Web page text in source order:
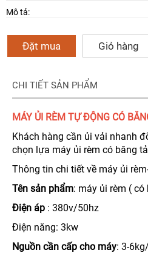
Mô tả:
Đặt mua Giỏ hàng
CHI TIẾT SẢN PHẨM
MÁY ỦI RÈM TỰ ĐỘNG CÓ
Khách hàng cần ủi vải nhanh
chọn lựa máy ủi rèm có băng
Thông tin chi tiết về máy ủi
Tên sản phẩm: máy ủi rèm (
Điện áp : 380v/50hz
Điện năng: 3kw
Nguồn cần cấp cho máy: 3-